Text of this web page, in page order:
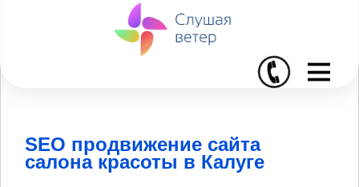
I
SEO продвижение сайта
салона красоты в Калуге